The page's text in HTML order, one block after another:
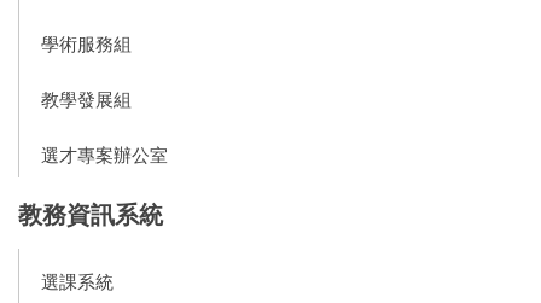
學術服務組
教學發展組
選才專案辦公室
教務資訊系統
選課系統